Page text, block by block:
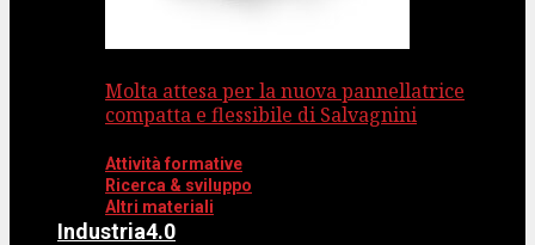
Molta attesa per la nuova pannellatrice
compatta e flessibile di Salvagnini
Attività formative
Ricerca & sviluppo
Altri materiali
Industria4.0